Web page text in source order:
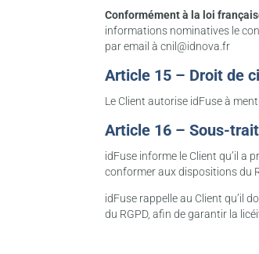
Conformément à la loi
informations nominatives le
par email à cnil@idnova.fr
Article 15 – Droit de
Le Client autorise idFuse à
Article 16 – Sous-
idFuse informe le Client qu’il a
conformer aux dispositions du
idFuse rappelle au Client qu’il
du RGPD, afin de garantir la